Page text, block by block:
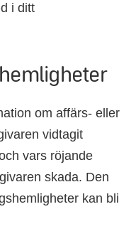
i ditt
om affärs- eller
vidtagit
vars röjande
skada. Den
kan bli